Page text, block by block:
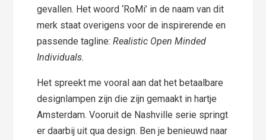
gevallen. Het woord ‘RoMi’ in de naam van dit
merk staat overigens voor de inspirerende en
passende tagline:Realistic Open Minded
Individuals.
Het spreekt me vooral aan dat het betaalbare
designlampen zijn die zijn gemaakt in hartje
Amsterdam. Vooruit de Nashville serie springt
er daarbij uit qua design. Ben je benieuwd naar